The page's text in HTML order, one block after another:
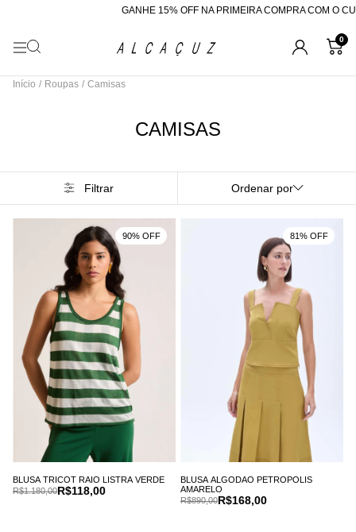
GANHE 15% OFF NA PRIMEIRA COMPRA COM O CUPOM "BEMVINDA"
0
Início / Roupas / Camisas
CAMISAS
Filtrar Ordenar por
BLUSA TRICOT RAIO LISTRA VERDE
R$118,00
R$1.180,00
90% OFF
BLUSA ALGODAO PETROPOLIS
AMARELO
R$168,00
R$890,00
81% OFF